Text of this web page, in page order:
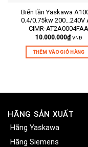
Biến tần Yaskawa
0.4/0.75kw 200…240V
CIMR-AT2A0004FAA
10.000.000₫ VNĐ
THÊM VÀO GIỎ HÀNG
HÃNG SẢN XUẤT
Hãng Yaskawa
Hãng Siemens